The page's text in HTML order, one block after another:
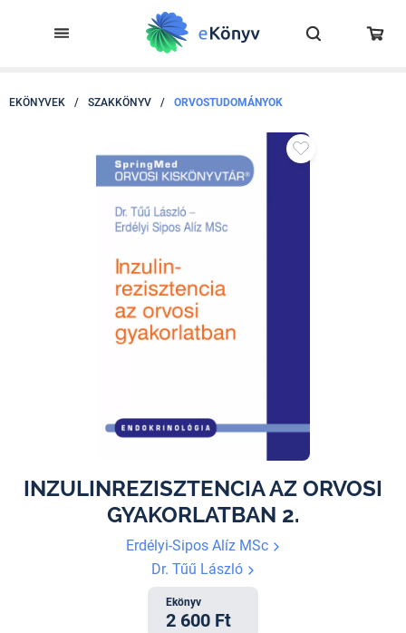
EKÖNYVEK / SZAKKÖNYV / ORVOSTUDOMÁNYOK
INZULINREZISZTENCIA AZ ORVOSI
GYAKORLATBAN 2.
Erdélyi-Sipos Alíz MSc
Dr. Tűű László
Ekönyv
2 600 Ft